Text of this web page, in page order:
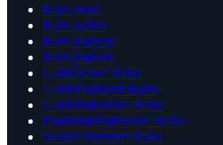
Kurs złota
Kurs srebra
Kurs platyny
Kurs palladu
Gold/Silver Ratio
Gold/Platinum Ratio
Gold/Palladium Ratio
Platinum/Palladium Ratio
Silver/Platinum Ratio